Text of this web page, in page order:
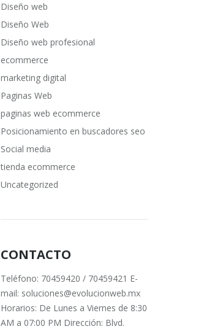
Diseño web
Diseño Web
Diseño web profesional
ecommerce
marketing digital
Paginas Web
paginas web ecommerce
Posicionamiento en buscadores seo
Social media
tienda ecommerce
Uncategorized
CONTACTO
Teléfono: 70459420 / 70459421 E-
mail: soluciones@evolucionweb.mx
Horarios: De Lunes a Viernes de 8:30
AM a 07:00 PM Dirección: Blvd.